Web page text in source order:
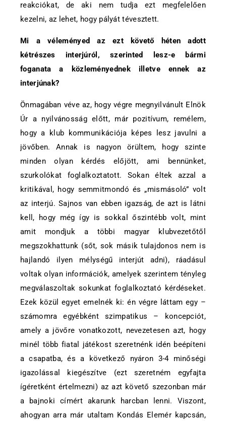
reakciókat, de aki nem tudja ezt megfelelően
kezelni, az lehet, hogy pályát tévesztett.
Mi a véleményed az ezt követő héten adott
kétrészes interjúról, szerinted lesz-e bármi
foganata a közleményednek illetve ennek az
interjúnak?
Önmagában véve az, hogy végre megnyilvánult Elnök
Úr a nyilvánosság előtt, már pozitívum, remélem,
hogy a klub kommunikációja képes lesz javulni a
jövőben. Annak is nagyon örültem, hogy szinte
minden olyan kérdés előjött, ami bennünket,
szurkolókat foglalkoztatott. Sokan éltek azzal a
kritikával, hogy semmitmondó és „mismásoló” volt
az interjú. Sajnos van ebben igazság, de azt is látni
kell, hogy még így is sokkal őszintébb volt, mint
amit mondjuk a többi magyar klubvezetőtől
megszokhattunk (sőt, sok másik tulajdonos nem is
hajlandó ilyen mélységű interjút adni), ráadásul
voltak olyan információk, amelyek szerintem tényleg
megválaszoltak sokunkat foglalkoztató kérdéseket.
Ezek közül egyet emelnék ki: én végre láttam egy –
számomra egyébként szimpatikus – koncepciót,
amely a jövőre vonatkozott, nevezetesen azt, hogy
minél több fiatal játékost szeretnénk idén beépíteni
a csapatba, és a következő nyáron 3-4 minőségi
igazolással kiegészítve (ezt szeretném egyfajta
ígéretként értelmezni) az azt követő szezonban már
a bajnoki címért akarunk harcban lenni. Viszont,
ahogyan arra már utaltam Kondás Elemér kapcsán,